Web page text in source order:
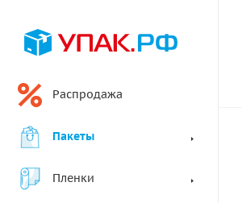
Распродажа
Пакеты
Пленки